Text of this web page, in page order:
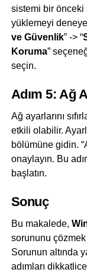
sistemi bir önceki
yüklemeyi
ve Güvenlik” -> “
Koruma”
seçin.
Adım 5: Ağ
Ağ ayarlarını
etkili olabilir.
bölümüne gidin.
onaylayın. Bu
başlatın.
Sonuç
Bu makalede,
sorununu çözmek
Sorunun altında
adımları